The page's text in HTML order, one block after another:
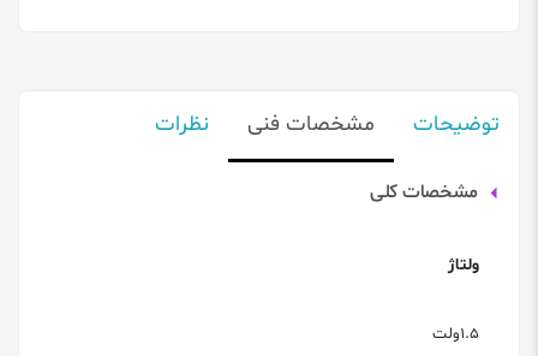
توضیحات مشخصات فنی نظرات
مشخصات کلی
ولتاژ
1.5ولت